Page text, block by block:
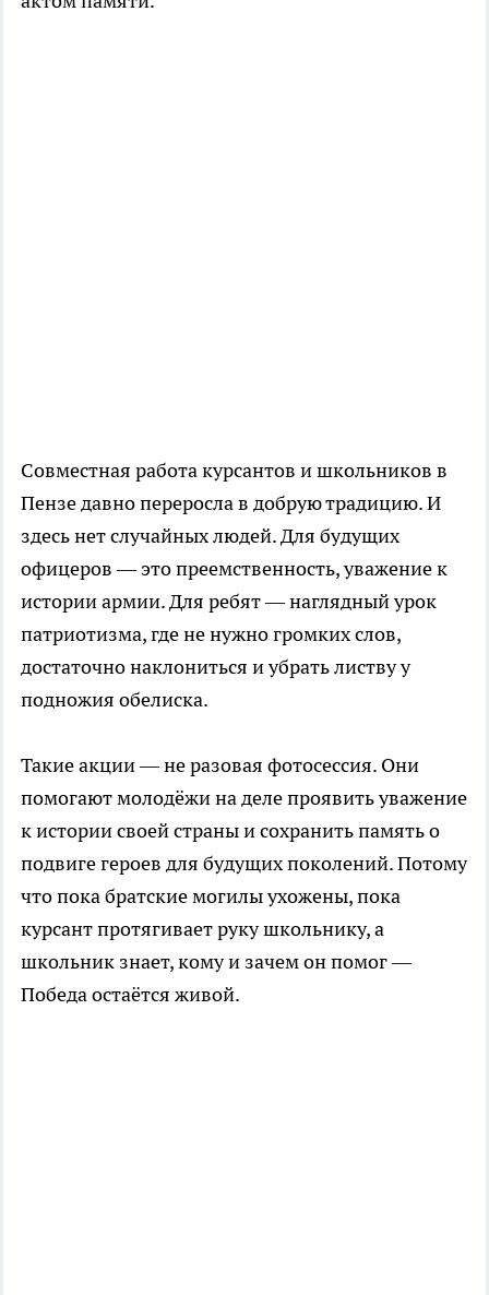
Совместная работа курсантов и школьников в
Пензе давно переросла в добрую традицию. И
здесь нет случайных людей. Для будущих
офицеров — это преемственность, уважение к
истории армии. Для ребят — наглядный урок
патриотизма, где не нужно громких слов,
достаточно наклониться и убрать листву у
подножия обелиска.
Такие акции — не разовая фотосессия. Они
помогают молодёжи на деле проявить уважение
к истории своей страны и сохранить память о
подвиге героев для будущих поколений. Потому
что пока братские могилы ухожены, пока
курсант протягивает руку школьнику, а
школьник знает, кому и зачем он помог —
Победа остаётся живой.